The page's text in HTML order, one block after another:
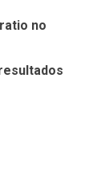
no